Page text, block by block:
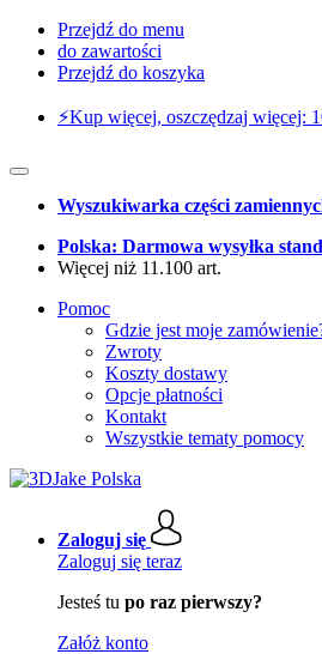
Przejdź do menu
do zawartości
Przejdź do koszyka
⚡️Kup więcej, oszczędzaj więcej:
Wyszukiwarka części
Polska: Darmowa wysyłka
Więcej niż 11.100 art.
Pomoc
Gdzie jest moje
Zwroty
Koszty dostawy
Opcje płatności
Kontakt
Wszystkie tematy pomocy
Zaloguj się
Zaloguj się teraz
Jesteś tu po raz pierwszy?
Załóż konto